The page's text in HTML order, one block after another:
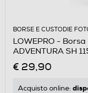
BORSE E CUSTODIE
LOWEPRO -
ADVENTURA SH
€ 29,90
Acquisto online: